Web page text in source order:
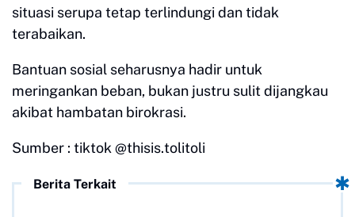
situasi serupa tetap terlindungi dan tidak
terabaikan.
Bantuan sosial seharusnya hadir untuk
meringankan beban, bukan justru sulit dijangkau
akibat hambatan birokrasi.
Sumber : tiktok @thisis.tolitoli
Berita Terkait